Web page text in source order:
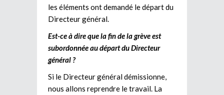
les éléments ont demandé le départ du
Directeur général.
Est-ce à dire que la fin de la grève est
subordonnée au départ du Directeur
général ?
Si le Directeur général démissionne,
nous allons reprendre le travail. La